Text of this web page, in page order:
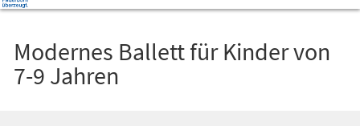
Modernes Ballett für Kinder von
7-9 Jahren